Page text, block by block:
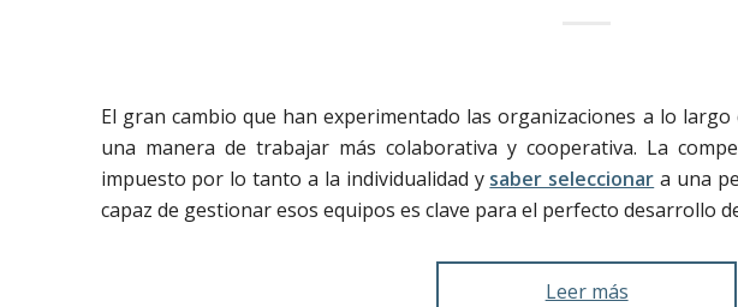
El gran cambio que han experimentado las organizaciones a lo
una manera de trabajar más colaborativa y cooperativa. La
impuesto por lo tanto a la individualidad y saber seleccionar a una
capaz de gestionar esos equipos es clave para el perfecto desarrollo
Leer más